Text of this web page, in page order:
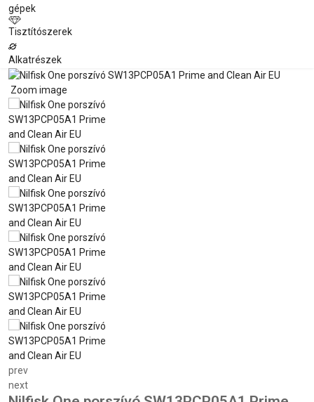
gépek
Tisztítószerek
Alkatrészek
Zoom image
prev
next